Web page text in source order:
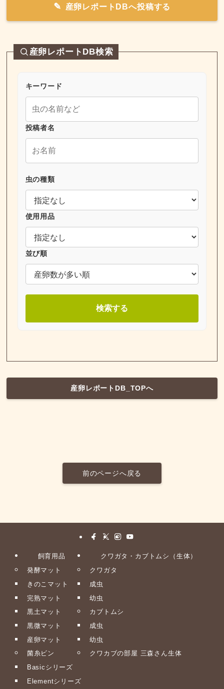
産卵レポートDBへ投稿する
産卵レポートDB検索
キーワード
投稿者名
虫の種類
使用用品
並び順
検索する
産卵レポートDB_TOPへ
前のページへ戻る
飼育用品
発酵マット
きのこマット
完熟マット
黒土マット
黒微マット
産卵マット
菌糸ビン
Basicシリーズ
Elementシリーズ
クワガタ・カブトムシ（生体）
クワガタ
成虫
幼虫
カブトムシ
成虫
幼虫
クワカブの部屋 三森さん生体